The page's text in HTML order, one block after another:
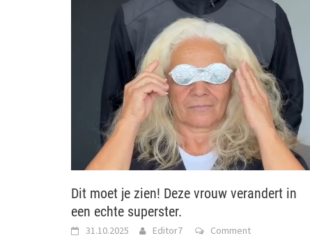
Dit moet je zien! Deze vrouw verandert in
een echte superster.
31.10.2025 Editor7 Comment